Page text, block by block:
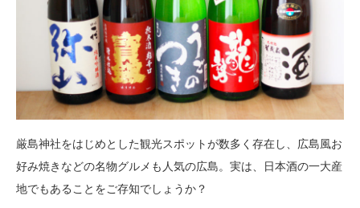
厳島神社をはじめとした観光スポットが数多く存在し、広島風お
好み焼きなどの名物グルメも人気の広島。実は、日本酒の一大産
地でもあることをご存知でしょうか？